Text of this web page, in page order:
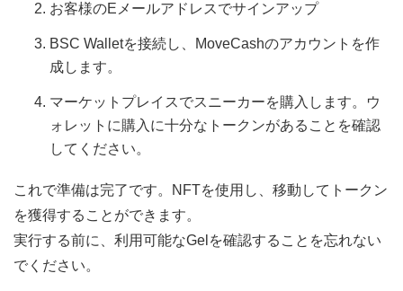
お客様のEメールアドレスでサインアップ
BSC Walletを接続し、MoveCashのアカウントを作
成します。
マーケットプレイスでスニーカーを購入します。ウ
ォレットに購入に十分なトークンがあることを確認
してください。
これで準備は完了です。NFTを使用し、移動してトークン
を獲得することができます。
実行する前に、利用可能なGelを確認することを忘れない
でください。